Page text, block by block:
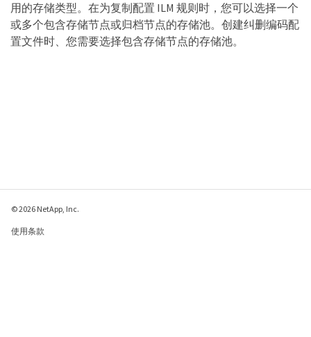
用的存储类型。在为复制配置 ILM 规则时，您可以选择一个
或多个包含存储节点或归档节点的存储池。创建纠删编码配
置文件时、您需要选择包含存储节点的存储池。
© 2026 NetApp, Inc.
使用条款